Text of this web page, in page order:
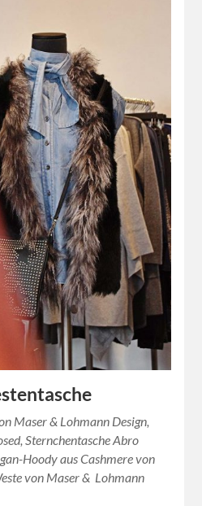
Maser & Lohmann Design,
Sternchentasche Abro
Hoody aus Cashmere von
von Maser & Lohmann